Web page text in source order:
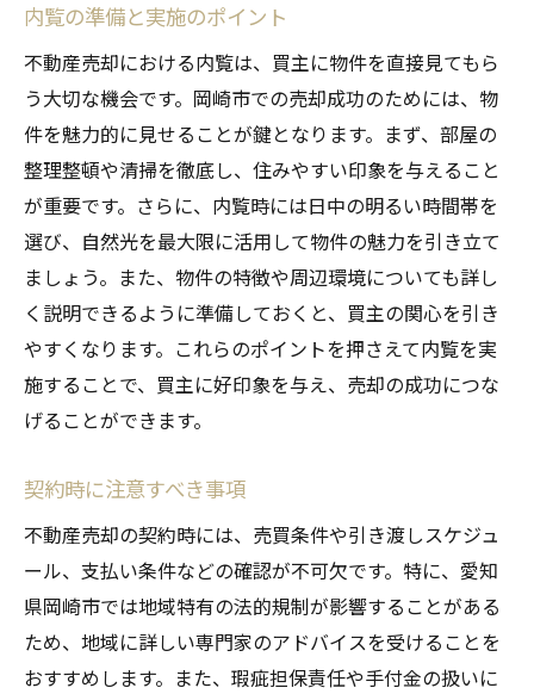
内覧の準備と実施のポイント
不動産売却における内覧は、買主に物件を直接見てもら
う大切な機会です。岡崎市での売却成功のためには、物
件を魅力的に見せることが鍵となります。まず、部屋の
整理整頓や清掃を徹底し、住みやすい印象を与えること
が重要です。さらに、内覧時には日中の明るい時間帯を
選び、自然光を最大限に活用して物件の魅力を引き立て
ましょう。また、物件の特徴や周辺環境についても詳し
く説明できるように準備しておくと、買主の関心を引き
やすくなります。これらのポイントを押さえて内覧を実
施することで、買主に好印象を与え、売却の成功につな
げることができます。
契約時に注意すべき事項
不動産売却の契約時には、売買条件や引き渡しスケジュ
ール、支払い条件などの確認が不可欠です。特に、愛知
県岡崎市では地域特有の法的規制が影響することがある
ため、地域に詳しい専門家のアドバイスを受けることを
おすすめします。また、瑕疵担保責任や手付金の扱いに